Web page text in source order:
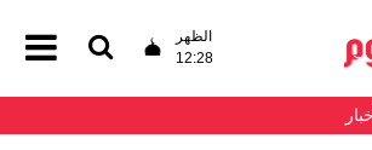
الظهر
12:28